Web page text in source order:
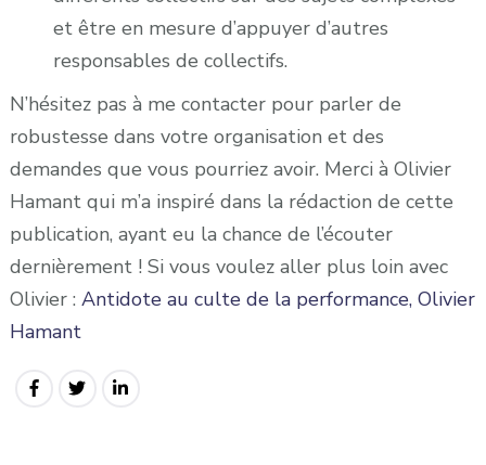
et être en mesure d’appuyer d’autres
responsables de collectifs.
N’hésitez pas à me contacter pour parler de
robustesse dans votre organisation et des
demandes que vous pourriez avoir. Merci à Olivier
Hamant qui m’a inspiré dans la rédaction de cette
publication, ayant eu la chance de l’écouter
dernièrement ! Si vous voulez aller plus loin avec
Olivier : Antidote au culte de la performance, Olivier
Hamant